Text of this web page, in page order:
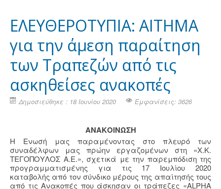
ΕΛΕΥΘΕΡΟΤΥΠΙΑ: ΑΙΤΗΜΑ
για την άμεση παραίτηση
των Τραπεζών από τις
ασκηθείσες ανακοπές
Δημοσιεύθηκε : 18 Ιουνίου 2020 Εμφανίσεις: 3626
ΑΝΑΚΟΙΝΩΣΗ
Η Ενωσή μας παραμένοντας στο πλευρό των
συναδέλφων μας πρώην εργαζομένων στη «Χ.Κ.
ΤΕΓΟΠΟΥΛΟΣ Α.Ε.», σχετικά με την παρεμπόδιση της
προγραμματισμένης για τις 17 Ιουλίου 2020
καταβολής από τον σύνδικο μέρους της απαίτησής τους
από τις Ανακοπές που άσκησαν οι τράπεζες «ALPHA